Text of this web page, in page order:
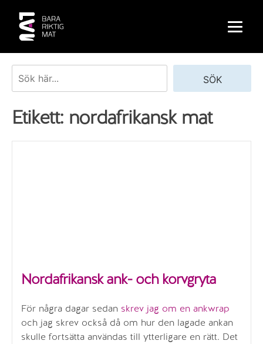
content
SÖK
Etikett: nordafrikansk mat
Nordafrikansk ank- och korvgryta
För några dagar sedan skrev jag om en ankwrap
och jag skrev också då om hur den lagade ankan
skulle fortsätta användas till ytterligare en rätt. Det